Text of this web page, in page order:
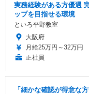
実務経験がある方優遇
ップを目指せる環境
といろ平野教室
大阪府
月給25万円～32万円
正社員
「細かな確認が得意な